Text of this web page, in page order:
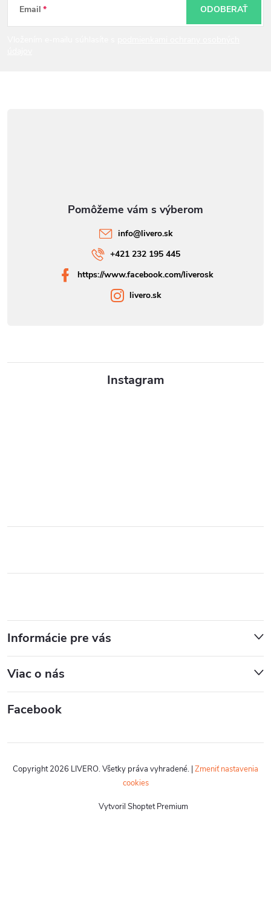
Email ODOBERAŤ
Instagram
Informácie pre vás
Viac o nás
Facebook
info@livero.sk
+421 232 195 445
https://www.facebook.com/liverosk
livero.sk
Vytvoril Shoptet Premium
Copyright 2026 LIVERO. Všetky práva vyhradené. |Zmeniť nastavenia
cookies